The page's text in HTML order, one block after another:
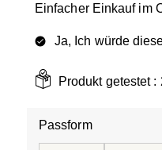
Einfacher Einkauf im
Ja, Ich würde
Produkt getestet :
Passform